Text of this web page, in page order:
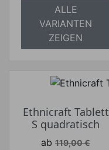
ALLE
VARIANTEN
ZEIGEN
Ethnicraft Tablett
S quadratisch
Verkaufspreis
ab 119,00 €